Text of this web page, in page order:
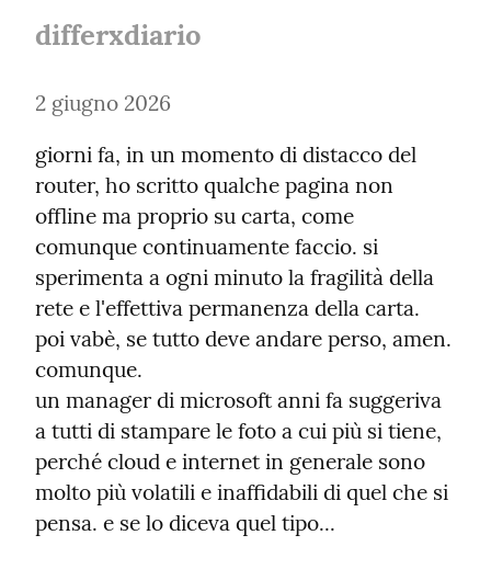
differxdiario
2 giugno 2026
giorni fa, in un momento di distacco del
router, ho scritto qualche pagina non
offline ma proprio su carta, come
comunque continuamente faccio. si
sperimenta a ogni minuto la fragilità della
rete e l'effettiva permanenza della carta.
poi vabè, se tutto deve andare perso, amen.
comunque.
un manager di microsoft anni fa suggeriva
a tutti di stampare le foto a cui più si tiene,
perché cloud e internet in generale sono
molto più volatili e inaffidabili di quel che si
pensa. e se lo diceva quel tipo...